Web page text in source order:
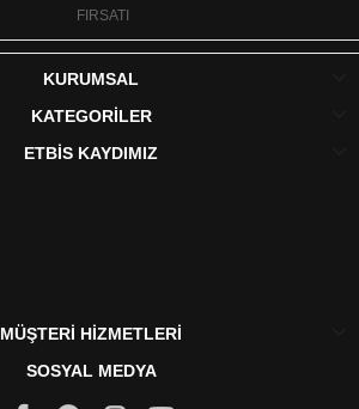
FIRSATI
KURUMSAL
KATEGORİLER
ETBİS KAYDIMIZ
MÜŞTERİ HİZMETLERİ
SOSYAL MEDYA